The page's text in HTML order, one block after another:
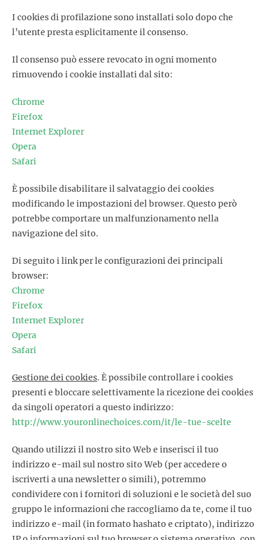
I cookies di profilazione sono installati solo dopo che
l’utente presta esplicitamente il consenso.
Il consenso può essere revocato in ogni momento
rimuovendo i cookie installati dal sito:
Chrome
Firefox
Internet Explorer
Opera
Safari
È possibile disabilitare il salvataggio dei cookies
modificando le impostazioni del browser. Questo però
potrebbe comportare un malfunzionamento nella
navigazione del sito.
Di seguito i link per le configurazioni dei principali
browser:
Chrome
Firefox
Internet Explorer
Opera
Safari
Gestione dei cookies. È possibile controllare i cookies
presenti e bloccare selettivamente la ricezione dei cookies
da singoli operatori a questo indirizzo:
http://www.youronlinechoices.com/it/le-tue-scelte
Quando utilizzi il nostro sito Web e inserisci il tuo
indirizzo e-mail sul nostro sito Web (per accedere o
iscriverti a una newsletter o simili), potremmo
condividere con i fornitori di soluzioni e le società del suo
gruppo le informazioni che raccogliamo da te, come il tuo
indirizzo e-mail (in formato hashato e criptato), indirizzo